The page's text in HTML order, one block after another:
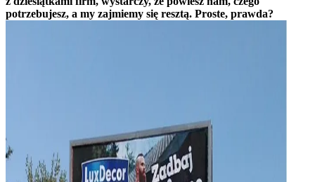
potrzebujesz, a my zajmiemy się resztą. Proste, prawda?